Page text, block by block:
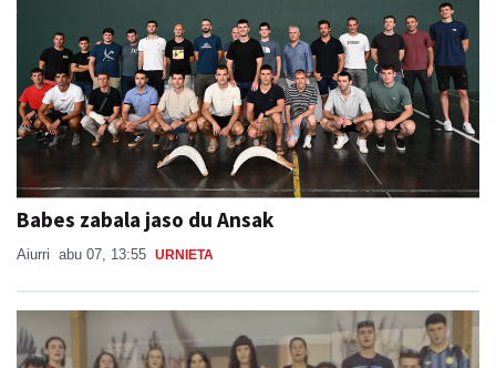
Babes zabala jaso du Ansak
Aiurri abu 07, 13:55 URNIETA